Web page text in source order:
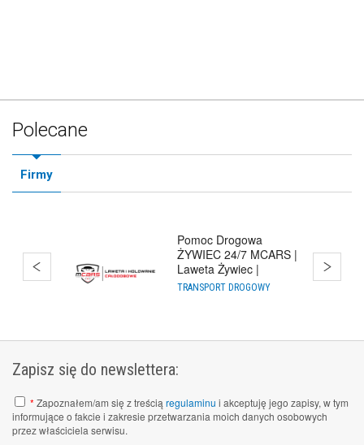
Polecane
Firmy
Pomoc Drogowa
ŻYWIEC 24/7 MCARS |
Laweta Żywiec |
Holowanie Cało
TRANSPORT DROGOWY
Zapisz się do newslettera:
* Zapoznałem/am się z treścią regulaminu i akceptuję jego zapisy, w tym
informujące o fakcie i zakresie przetwarzania moich danych osobowych
przez właściciela serwisu.